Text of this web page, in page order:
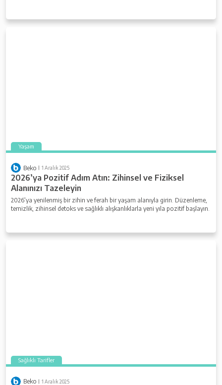
Yaşam
2026’ya Pozitif Adım Atın: Zihinsel ve Fiziksel
Alanınızı Tazeleyin
2026’ya yenilenmiş bir zihin ve ferah bir yaşam alanıyla girin. Düzenleme,
temizlik, zihinsel detoks ve sağlıklı alışkanlıklarla yeni yıla pozitif başlayın.
Beko 1 Aralık 2025
Sağlıklı Tarifler
Beko 1 Aralık 2025